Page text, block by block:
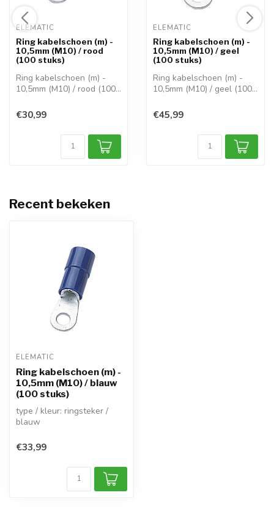
ELEMATIC
Ring kabelschoen (m) -
10,5mm (M10) / rood
(100 stuks)
Ring kabelschoen (m) -
10,5mm (M10) / rood (100
€30,99
ELEMATIC
Ring kabelschoen (m) -
10,5mm (M10) / geel
(100 stuks)
Ring kabelschoen (m) -
10,5mm (M10) / geel (100
€45,99
Recent bekeken
ELEMATIC
Ring kabelschoen (m) -
10,5mm (M10) / blauw
(100 stuks)
type / kleur: ringsteker /
blauw
diameter opening: 1...
€33,99